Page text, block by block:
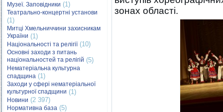
Музеї. Заповідники (1)
Театрально-концертні установи
(1)
Митці Хмельниччини захисникам
України (1)
Національності та релігії(10)
Основні заходи з питань
національностей та релігій (5)
Нематеріальна культурна
спадщина (1)
Заходи у сфері нематеріальної
культурної спадщини (1)
Новини (2 397)
Нормативна база (5)
зонах області.